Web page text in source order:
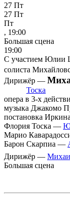
27 Пт
27 Пт
Пт
, 19:00
Большая сцена
19:00
С участием Юлии
солиста
Дирижёр —
Тоска
опера в 3-х
музыка Джакомо
постановка
Флория Тоска —
Марио
Барон Скарпиа —
Дирижёр —
Большая сцена